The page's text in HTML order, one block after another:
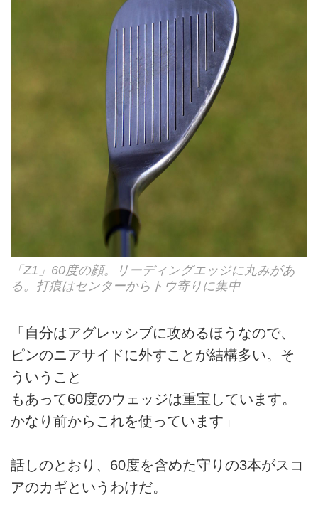
「Z1」60度の顔。リーディングエッジに丸みがあ
る。打痕はセンターからトウ寄りに集中
「自分はアグレッシブに攻めるほうなので、
ピンのニアサイドに外すことが結構多い。そ
ういうこと
もあって60度のウェッジは重宝しています。
かなり前からこれを使っています」
話しのとおり、60度を含めた守りの3本がスコ
アのカギというわけだ。